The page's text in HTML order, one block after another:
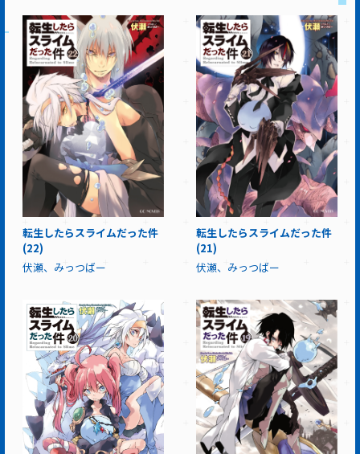
転生したらスライムだった件
(22)
伏瀬、みっつばー
転生したらスライムだった件
(21)
伏瀬、みっつばー